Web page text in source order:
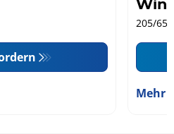
205/65
Mehr